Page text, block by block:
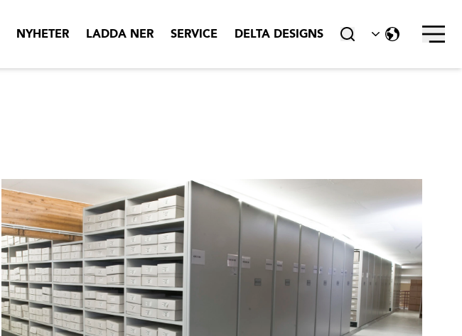
NYHETER LADDA NER SERVICE DELTA DESIGNS Stäng ner